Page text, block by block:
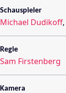
Schauspieler
Michael Dudikoff,
Regie
Sam Firstenberg
Kamera